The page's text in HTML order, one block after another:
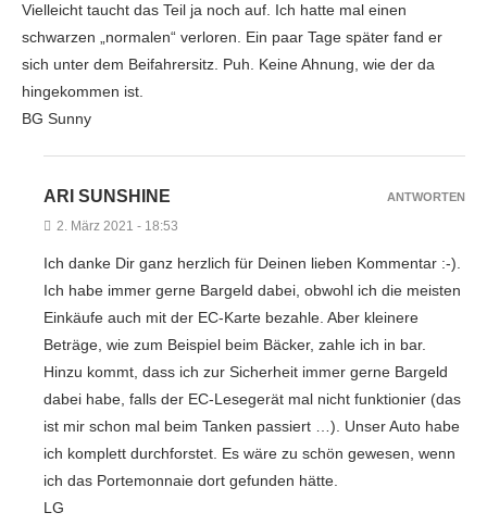
Vielleicht taucht das Teil ja noch auf. Ich hatte mal einen
schwarzen „normalen“ verloren. Ein paar Tage später fand er
sich unter dem Beifahrersitz. Puh. Keine Ahnung, wie der da
hingekommen ist.
BG Sunny
ARI SUNSHINE
2. März 2021 - 18:53
Ich danke Dir ganz herzlich für Deinen lieben Kommentar :-).
Ich habe immer gerne Bargeld dabei, obwohl ich die meisten
Einkäufe auch mit der EC-Karte bezahle. Aber kleinere
Beträge, wie zum Beispiel beim Bäcker, zahle ich in bar.
Hinzu kommt, dass ich zur Sicherheit immer gerne Bargeld
dabei habe, falls der EC-Lesegerät mal nicht funktionier (das
ist mir schon mal beim Tanken passiert …). Unser Auto habe
ich komplett durchforstet. Es wäre zu schön gewesen, wenn
ich das Portemonnaie dort gefunden hätte.
LG
ANTWORTEN